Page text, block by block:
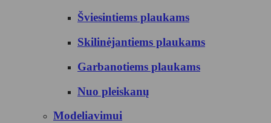
Šviesintiems plaukams
Skilinėjantiems plaukams
Garbanotiems plaukams
Nuo pleiskanų
Modeliavimui